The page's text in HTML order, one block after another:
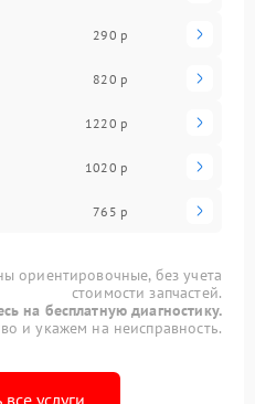
290 р
820 р
1220 р
1020 р
765 р
ориентировочные, без учета
стоимости запчастей.
на бесплатную диагностику.
и укажем на неисправность.
услуги